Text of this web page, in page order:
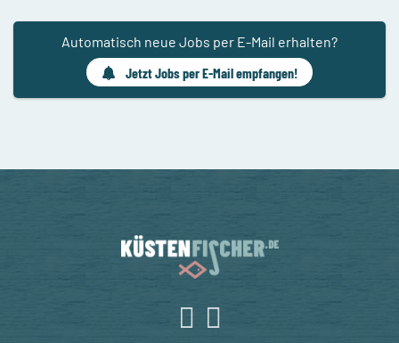
Automatisch neue Jobs per E-Mail erhalten?
Jetzt Jobs per E-Mail empfangen!